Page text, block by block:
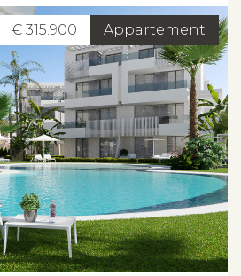
Appartement
€ 315.900